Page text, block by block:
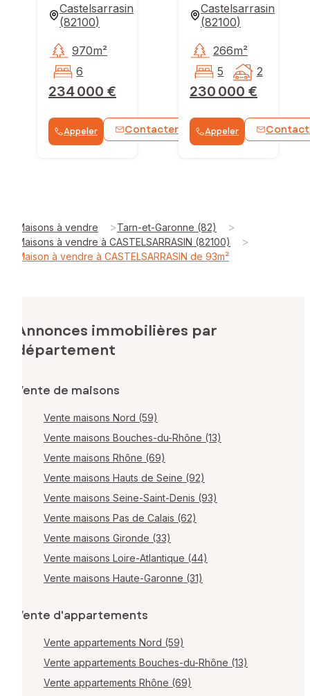
Castelsarrasin
(82100)
234 000 €
970m²
6
Appeler Contacter WhatsApp
Castelsarrasin
(82100)
230 000 €
266m²
5
2
Appeler
Maisons à vendre >Tarn-et-Garonne (82) >
Maisons à vendre à CASTELSARRASIN (82100) >
Maison à vendre à CASTELSARRASIN de 93m²
Annonces immobilières par
département
Vente de maisons
Vente maisons Nord (59)
Vente maisons Bouches-du-Rhône (13)
Vente maisons Rhône (69)
Vente maisons Hauts de Seine (92)
Vente maisons Seine-Saint-Denis (93)
Vente maisons Pas de Calais (62)
Vente maisons Gironde (33)
Vente maisons Loire-Atlantique (44)
Vente maisons Haute-Garonne (31)
Vente d'appartements
Vente appartements Nord (59)
Vente appartements Bouches-du-Rhône (13)
Vente appartements Rhône (69)